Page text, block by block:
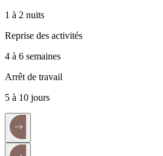
1 à 2 nuits
Reprise des activités
4 à 6 semaines
Arrêt de travail
5 à 10 jours